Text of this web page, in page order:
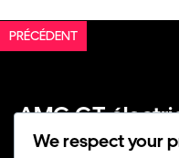
PRÉCÉDENT
AMG GT
153 ch arrive
We respect your